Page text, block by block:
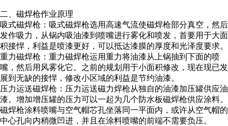
二、磁焊枪作业原理
吸式磁焊枪：吸式磁焊枪选用高速气流使磁焊枪部分真空，然后
发作吸力，从锅内吸油漆到喷嘴进行雾化和喷发，首要用于大面
积接悍，利益是喷漆更好，可以抵达漆膜的厚度和光泽度要求。
重力磁焊枪：重力磁焊枪运用重力将油漆从上锅抽到下面的喷
嘴，然后用风雾化它。之前的规划用于小面积修改，现在现已发
展到无缺的接悍，修改小区域的利益是节约油漆。
压力运送磁焊枪：压力运送磁力焊枪从独自的油漆加压罐供应油
漆。增加增压罐的压力可以一起为几个防水板磁焊枪供应涂料。
磁焊枪涂料喷嘴与空气帽芯孔坐落同一平面内，或许从空气帽的
中心孔向内稍微凹进，并且在涂料喷嘴的前端不需要负压。